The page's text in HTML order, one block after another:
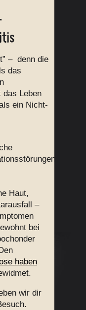
– denn die
das
das Leben
ein Nicht-
Haut,
–
bei
haben
wir dir